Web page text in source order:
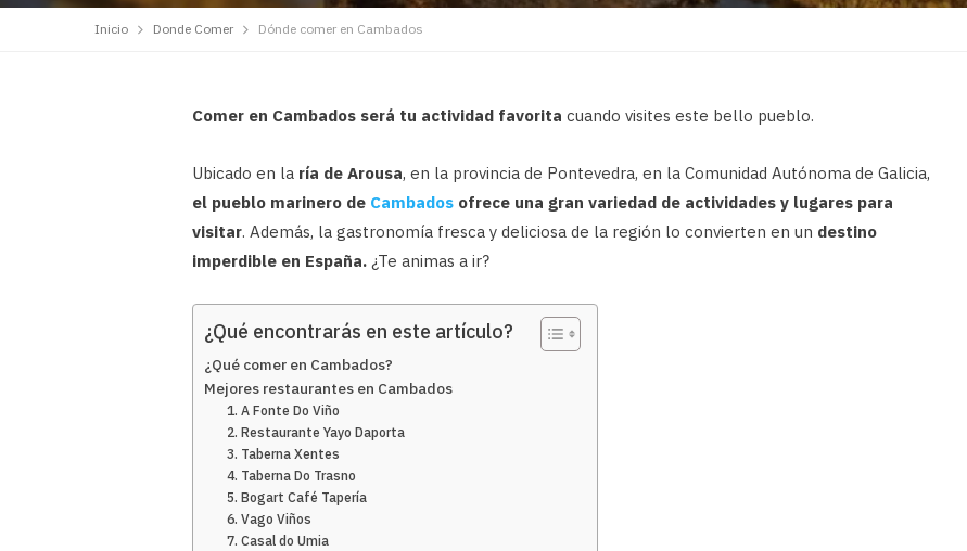
Inicio Donde Comer Dónde comer en Cambados
Comer en Cambados será tu actividad favorita cuando visites este bello pueblo.
Ubicado en la ría de Arousa, en la provincia de Pontevedra, en la Comunidad Autónoma de Galicia,
el pueblo marinero de Cambados ofrece una gran variedad de actividades y lugares para
visitar. Además, la gastronomía fresca y deliciosa de la región lo convierten en un destino
imperdible en España. ¿Te animas a ir?
¿Qué encontrarás en este artículo?
¿Qué comer en Cambados?
Mejores restaurantes en Cambados
1. A Fonte Do Viño
2. Restaurante Yayo Daporta
3. Taberna Xentes
4. Taberna Do Trasno
5. Bogart Café Tapería
6. Vago Viños
7. Casal do Umia